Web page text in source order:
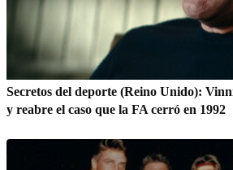
Secretos del deporte (Reino Unido):
y reabre el caso que la FA cerró en 1992